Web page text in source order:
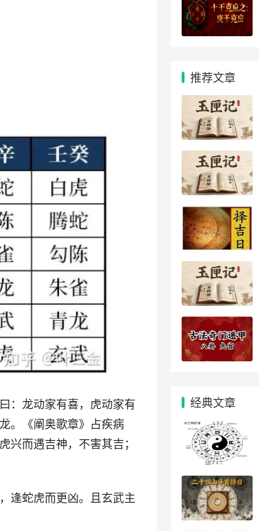
：龙动家有喜，虎动家有
。《阐奥歌章》占疾病
兴而遇吉神，不害其吉；
逢蛇虎而更凶。且玄武主
推荐文章
经典文章